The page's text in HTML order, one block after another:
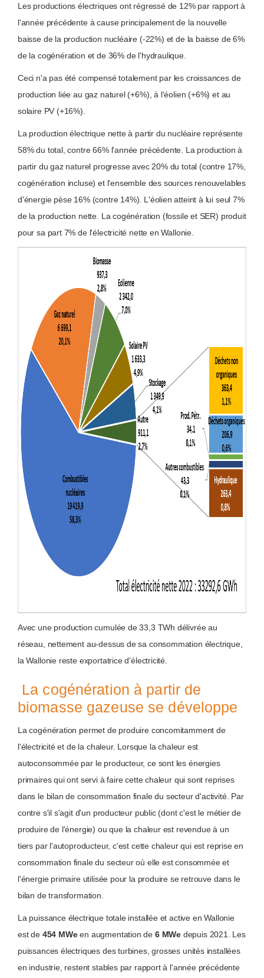
Les productions électriques ont régressé de 12% par rapport à
l'année précédente à cause principalement de la nouvelle
baisse de la production nucléaire (-22%) et de la baisse de 6%
de la cogénération et de 36% de l'hydraulique.
Ceci n'a pas été compensé totalement par les croissances de
production liée au gaz naturel (+6%), à l'éolien (+6%) et au
solaire PV (+16%).
La production électrique nette à partir du nucléaire représente
58% du total, contre 66% l'année précédente. La production à
partir du gaz naturel progresse avec 20% du total (contre 17%,
cogénération incluse) et l'ensemble des sources renouvelables
d'énergie pèse 16% (contre 14%). L'éolien atteint à lui seul 7%
de la production nette. La cogénération (fossile et SER) produit
pour sa part 7% de l'électricité nette en Wallonie.
Avec une production cumulée de 33,3 TWh délivrée au
réseau, nettement au-dessus de sa consommation électrique,
la Wallonie reste exportatrice d'électricité.
La cogénération à partir de
biomasse gazeuse se développe
La cogénération permet de produire concomitamment de
l'électricité et de la chaleur. Lorsque la chaleur est
autoconsommée par le producteur, ce sont les énergies
primaires qui ont servi à faire cette chaleur qui sont reprises
dans le bilan de consommation finale du secteur d'activité. Par
contre s'il s'agit d'un producteur public (dont c'est le métier de
produire de l'énergie) ou que la chaleur est revendue à un
tiers par l'autoproducteur, c'est cette chaleur qui est reprise en
consommation finale du secteur où elle est consommée et
l'énergie primaire utilisée pour la produire se retrouve dans le
bilan de transformation.
La puissance électrique totale installée et active en Wallonie
est de 454 MWeen augmentation de 6 MWe depuis 2021. Les
puissances électriques des turbines, grosses unités installées
en industrie, restent stables par rapport à l'année précédente